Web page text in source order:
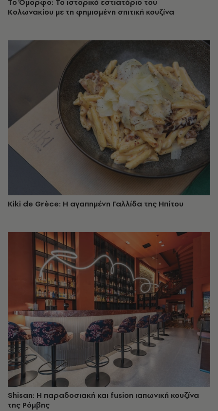
Το Όμορφο: Το ιστορικό εστιατόριο του
Κολωνακίου με τη φημισμένη σπιτική κουζίνα
Kiki de Grèce: Η αγαπημένη Γαλλίδα της Ηπίτου
Shisan: Η παραδοσιακή και fusion ιαπωνική κουζίνα
της Ρόμβης